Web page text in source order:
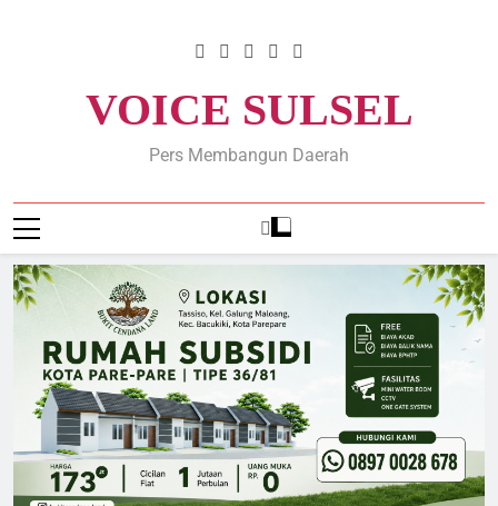
VOICE SULSEL
Pers Membangun Daerah